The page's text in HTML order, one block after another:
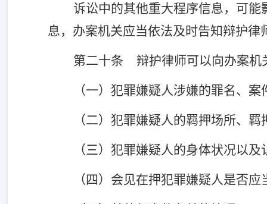
诉讼中的其他重大程序信息，可
息，办案机关应当依法及时告知辩护律
第二十条 辩护律师可以向办案机
（一）犯罪嫌疑人涉嫌的罪名、
（二）犯罪嫌疑人的羁押场所、羁
（三）犯罪嫌疑人的身体状况以及
（四）会见在押犯罪嫌疑人是否